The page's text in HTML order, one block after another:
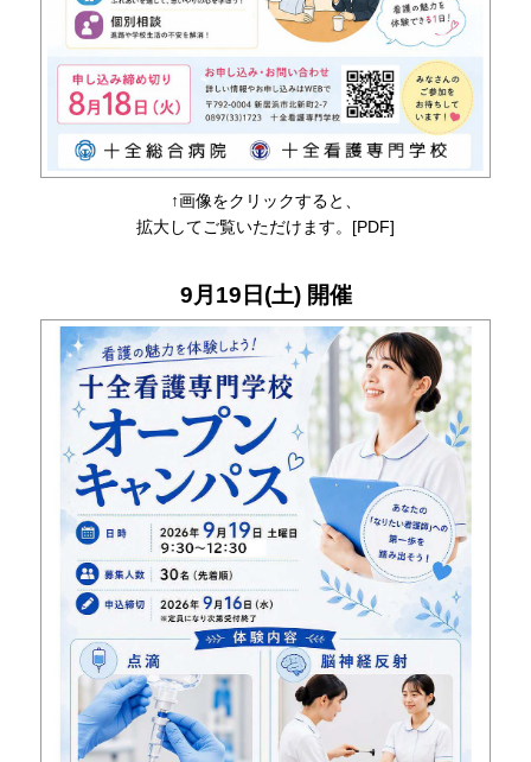
↑画像をクリックすると、
拡大してご覧いただけます。[PDF]
9月19日(土) 開催